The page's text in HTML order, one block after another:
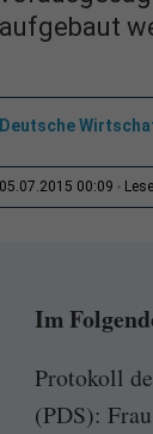
aufgebaut
Deutsche
05.07.2015 00:09
Im
Protokoll
(PDS):